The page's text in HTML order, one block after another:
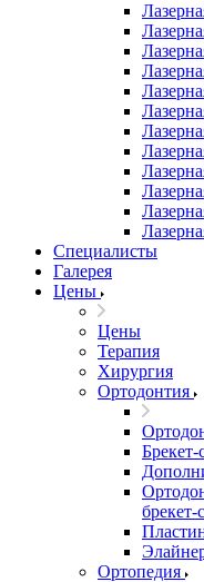
Специалисты
Галерея
Цены
Цены
Терапия
Хирургия
Ортодонтия
Ортопедия